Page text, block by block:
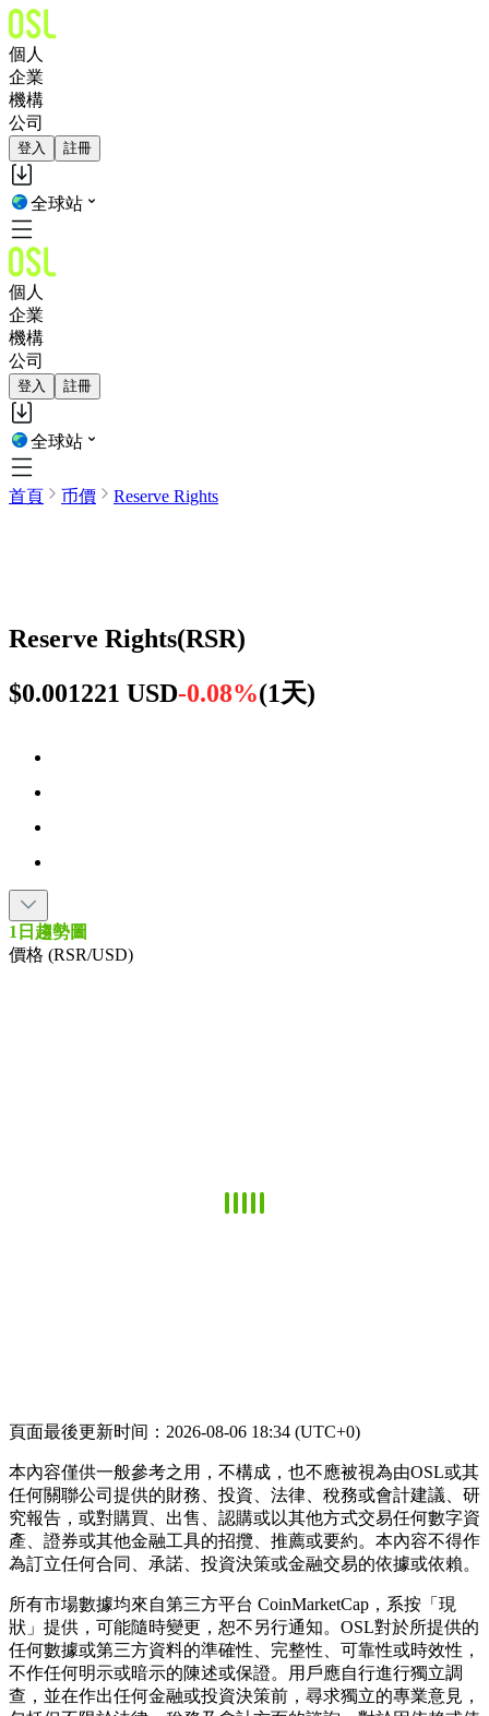
個人
企業
機構
公司
登入 註冊
全球站
個人
企業
機構
公司
登入 註冊
全球站
首頁 币價 Reserve Rights
Reserve Rights(RSR)
$0.001221 USD-0.08%(1天)
1日趨勢圖
價格 (RSR/USD)
頁面最後更新时间：2026-08-06 18:34 (UTC+0)
本內容僅供一般參考之用，不構成，也不應被視為由OSL或其
任何關聯公司提供的財務、投資、法律、稅務或會計建議、研
究報告，或對購買、出售、認購或以其他方式交易任何數字資
產、證券或其他金融工具的招攬、推薦或要約。本內容不得作
為訂立任何合同、承諾、投資決策或金融交易的依據或依賴。
所有市場數據均來自第三方平台 CoinMarketCap，系按「現
狀」提供，可能隨時變更，恕不另行通知。OSL對於所提供的
任何數據或第三方資料的準確性、完整性、可靠性或時效性，
不作任何明示或暗示的陳述或保證。用戶應自行進行獨立調
查，並在作出任何金融或投資決策前，尋求獨立的專業意見，